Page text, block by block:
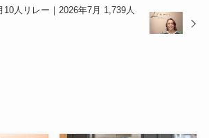
人リレー｜2026年7月 1,739人